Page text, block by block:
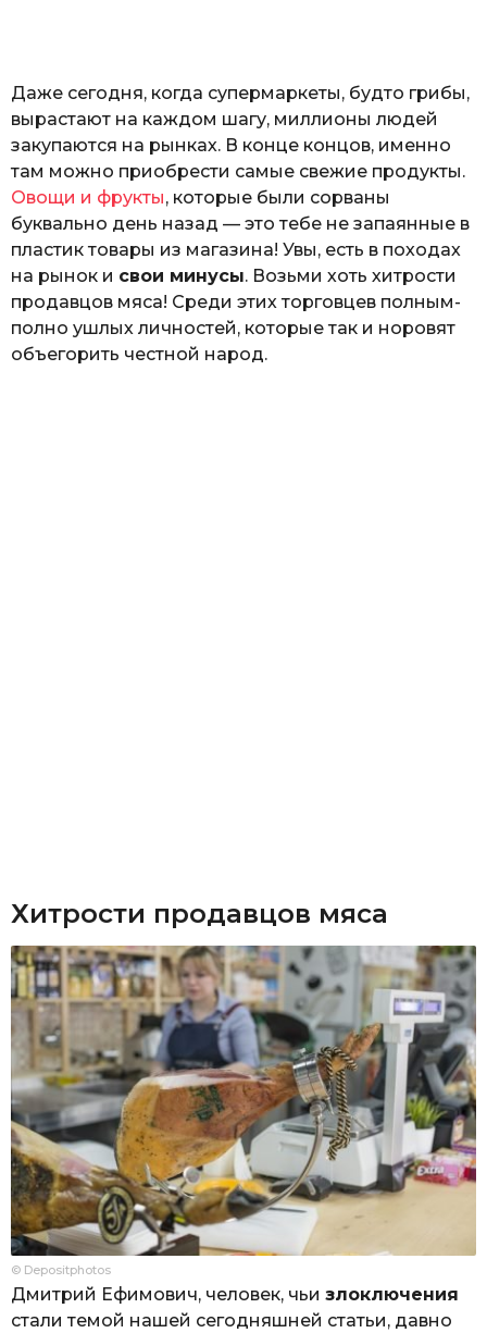
Даже сегодня, когда супермаркеты, будто грибы,
вырастают на каждом шагу, миллионы людей
закупаются на рынках. В конце концов, именно
там можно приобрести самые свежие продукты.
Овощи и фрукты, которые были сорваны
буквально день назад — это тебе не запаянные в
пластик товары из магазина! Увы, есть в походах
на рынок и свои минусы. Возьми хоть хитрости
продавцов мяса! Среди этих торговцев полным-
полно ушлых личностей, которые так и норовят
объегорить честной народ.
Хитрости продавцов мяса
© Depositphotos
Дмитрий Ефимович, человек, чьи злоключения
стали темой нашей сегодняшней статьи, давно